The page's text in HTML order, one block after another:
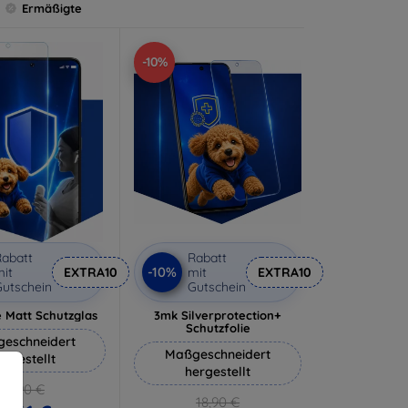
Ermäßigte
EXTRA10
Matt Schutzglas
12,90 €
-10%
-10%
Rabatt
mit
Gutschein
EXTRA10
3mk Silverprotection+
Schutzfolie
Maßgeschneidert
hergestellt
18,90 €